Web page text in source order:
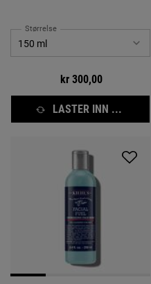
Størrelse
kr 300,00
LASTER INN ...